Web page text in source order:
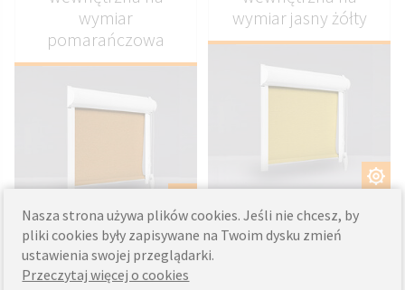
wymiar
pomarańczowa
- Prosta i niezawodna
konstrukcja
- Montaż na każdym oknie
wymiar jasny żółty
- Prosta i niezawodna
konstrukcja
- Montaż na każdym oknie
Nasza strona używa plików cookies. Jeśli nie chcesz, by
pliki cookies były zapisywane na Twoim dysku zmień
ustawienia swojej przeglądarki.
Przeczytaj więcej o cookies